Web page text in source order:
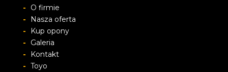
-
O firmie
-
Nasza oferta
-
Kup opony
-
Galeria
-
Kontakt
- Toyo